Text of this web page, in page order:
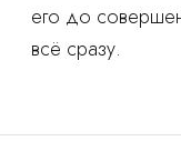
его до
всё сразу.